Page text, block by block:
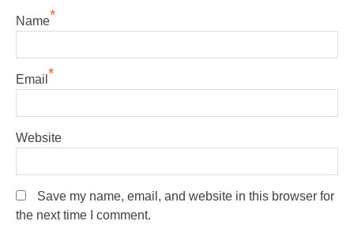
Name*
Email *
Website
Save my name, email, and website in this browser for
the next time I comment.